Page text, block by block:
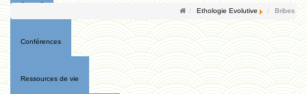
Accueil
Conférences
Ressources de vie
Ethologie Evolutive Bribes